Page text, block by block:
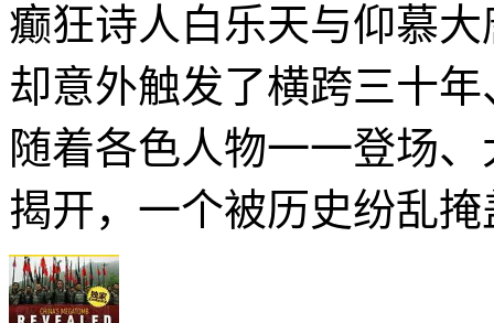
癫狂诗人白乐天与仰慕
却意外触发了横跨三十
随着各色人物一一登场
揭开，一个被历史纷乱